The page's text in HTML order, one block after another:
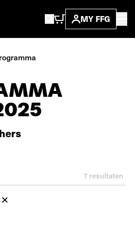
MY FFG
7 resultaten